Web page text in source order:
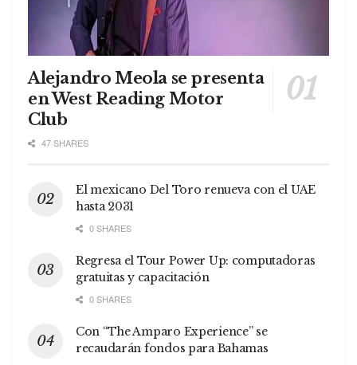
Alejandro Meola se presenta
en West Reading Motor
Club
47 SHARES
El mexicano Del Toro renueva con el UAE
hasta 2031
0 SHARES
Regresa el Tour Power Up: computadoras
gratuitas y capacitación
0 SHARES
Con “The Amparo Experience” se
recaudarán fondos para Bahamas